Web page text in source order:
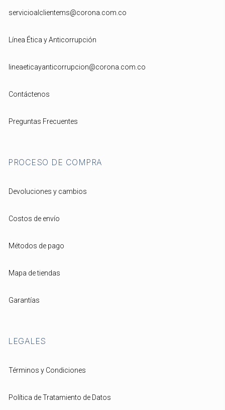
servicioalclientems@corona.com.co
Línea Ética y Anticorrupción
lineaeticayanticorrupcion@corona.com.co
Contáctenos
Preguntas Frecuentes
PROCESO DE COMPRA
Devoluciones y cambios
Costos de envío
Métodos de pago
Mapa de tiendas
Garantías
LEGALES
Términos y Condiciones
Política de Tratamiento de Datos